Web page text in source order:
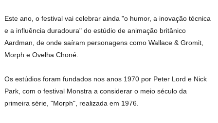
Este ano, o festival vai celebrar ainda "o humor, a inovação técnica
e a influência duradoura" do estúdio de animação britânico
Aardman, de onde saíram personagens como Wallace & Gromit,
Morph e Ovelha Choné.
Os estúdios foram fundados nos anos 1970 por Peter Lord e Nick
Park, com o festival Monstra a considerar o meio século da
primeira série, "Morph", realizada em 1976.